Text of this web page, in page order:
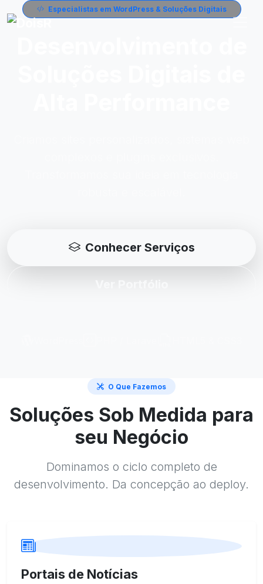
Especialistas em WordPress & Soluções Digitais
Conhecer Serviços
O Que Fazemos
Soluções Sob Medida para
seu Negócio
Dominamos o ciclo completo de
desenvolvimento. Da concepção ao deploy.
Portais de Notícias